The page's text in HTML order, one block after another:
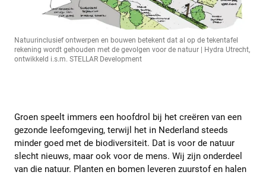
Natuurinclusief ontwerpen en bouwen betekent dat al op de tekentafel
rekening wordt gehouden met de gevolgen voor de natuur | Hydra Utrecht,
ontwikkeld i.s.m. STELLAR Development
Groen speelt immers een hoofdrol bij het creëren van een
gezonde leefomgeving, terwijl het in Nederland steeds
minder goed met de biodiversiteit. Dat is voor de natuur
slecht nieuws, maar ook voor de mens. Wij zijn onderdeel
van die natuur. Planten en bomen leveren zuurstof en halen